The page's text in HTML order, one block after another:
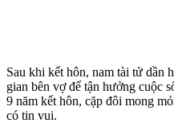
Sau khi kết hôn, nam tài tử dần
gian bên vợ để tận hưởng cuộc
9 năm kết hôn, cặp đôi mong
có tin vui.